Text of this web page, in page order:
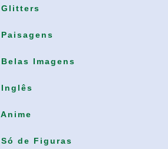
Glitters
Paisagens
Belas Imagens
Inglês
Anime
Só de Figuras